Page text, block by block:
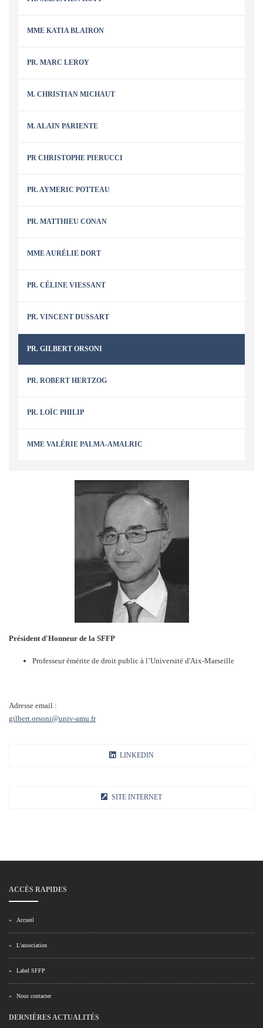
MME KATIA BLAIRON
PR. MARC LEROY
M. CHRISTIAN MICHAUT
M. ALAIN PARIENTE
PR CHRISTOPHE PIERUCCI
PR. AYMERIC POTTEAU
PR. MATTHIEU CONAN
MME AURÉLIE DORT
PR. CÉLINE VIESSANT
PR. VINCENT DUSSART
PR. GILBERT ORSONI
PR. ROBERT HERTZOG
PR. LOÏC PHILIP
MME VALÉRIE PALMA-AMALRIC
Président d'Honneur de la SFFP
Professeur émérite de droit public à l’Université d'Aix-Marseille
Adresse email :
gilbert.orsoni@univ-amu.fr
LINKEDIN
SITE INTERNET
ACCÈS RAPIDES
» Accueil
» L'association
» Label SFFP
» Nous contacter
DERNIÈRES ACTUALITÉS